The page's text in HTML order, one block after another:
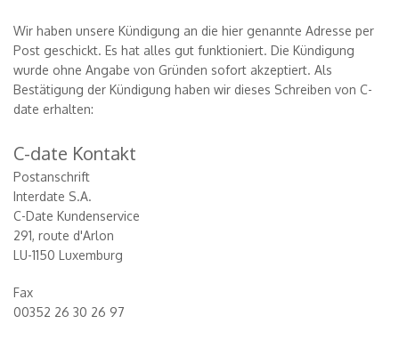
Wir haben unsere Kündigung an die hier genannte Adresse per
Post geschickt. Es hat alles gut funktioniert. Die Kündigung
wurde ohne Angabe von Gründen sofort akzeptiert. Als
Bestätigung der Kündigung haben wir dieses Schreiben von C-
date erhalten:
C-date Kontakt
Postanschrift
Interdate S.A.
C-Date Kundenservice
291, route d'Arlon
LU-1150 Luxemburg
Fax
00352 26 30 26 97